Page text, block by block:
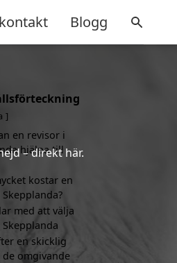
Blogg
– direkt här.
en revisor i
hjälpa till
kostar en
med att välja
en skicklig
omgivande